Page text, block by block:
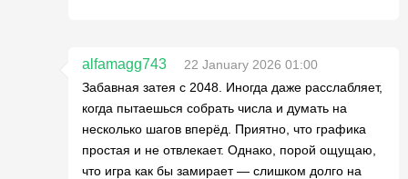
alfamagg743
22 January 2026 01:00
Забавная затея с 2048. Иногда даже расслабляет,
когда пытаешься собрать числа и думать на
несколько шагов вперёд. Приятно, что графика
простая и не отвлекает. Однако, порой ощущаю,
что игра как бы замирает — слишком долго на